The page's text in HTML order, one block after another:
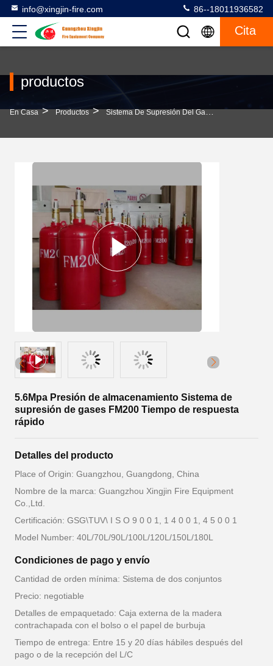
info@xingjin-fire.com 86--18011936582
Cita
productos
En Casa > Productos > Sistema De Supresión Del Gas FM200 >
5.6Mpa Presión de almacenamiento Sistema de
supresión de gases FM200 Tiempo de respuesta
rápido
Detalles del producto
Place of Origin: Guangzhou, Guangdong, China
Nombre de la marca: Guangzhou Xingjin Fire Equipment
Co.,Ltd.
Certificación: GSG\TUV\ I S O 9 0 0 1, 1 4 0 0 1, 4 5 0 0 1
Model Number: 40L/70L/90L/100L/120L/150L/180L
Condiciones de pago y envío
Cantidad de orden mínima: Sistema de dos conjuntos
Precio: negotiable
Detalles de empaquetado: Caja externa de la madera
contrachapada con el bolso o el papel de burbuja
Tiempo de entrega: Entre 15 y 20 días hábiles después del
pago o de la recepción del L/C